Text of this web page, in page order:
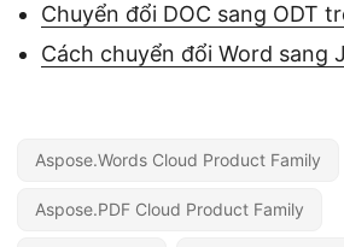
Chuyển đổi DOC sang ODT
Cách chuyển đổi Word sang
Aspose.Words Cloud Product Family
Aspose.PDF Cloud Product Family